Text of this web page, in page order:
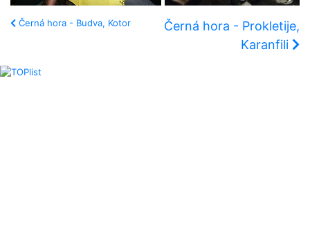
Černá hora - Budva, Kotor
Černá hora - Prokletije,
Karanfili